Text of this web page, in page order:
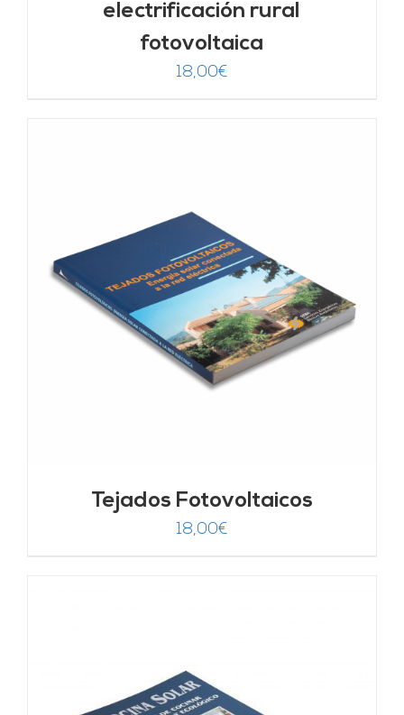
electrificación rural
fotovoltaica
18,00€
Tejados Fotovoltaicos
18,00€